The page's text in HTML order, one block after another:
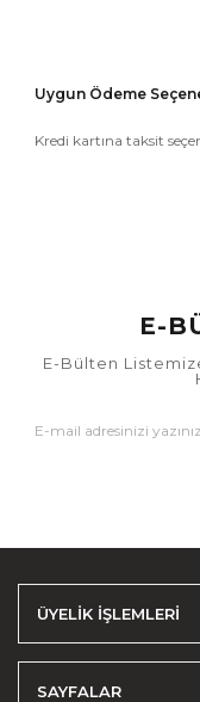
Uygun Ödeme
Kredi kartına taksit
E-
E-Bülten
ÜYELİK İŞLEMLERİ
SAYFALAR